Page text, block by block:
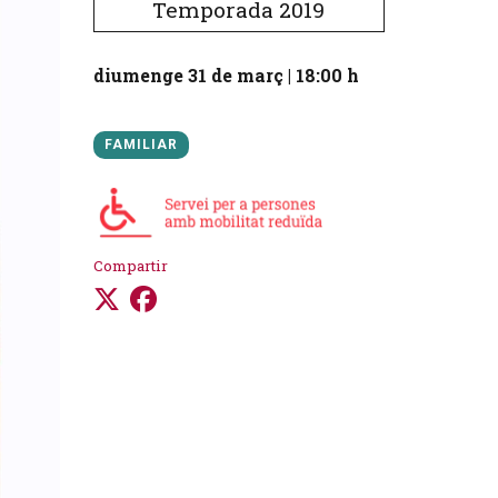
Temporada 2019
diumenge 31 de març | 18:00 h
FAMILIAR
Compartir